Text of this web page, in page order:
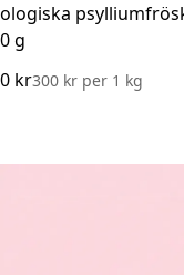
g
kr300 kr per1 kg